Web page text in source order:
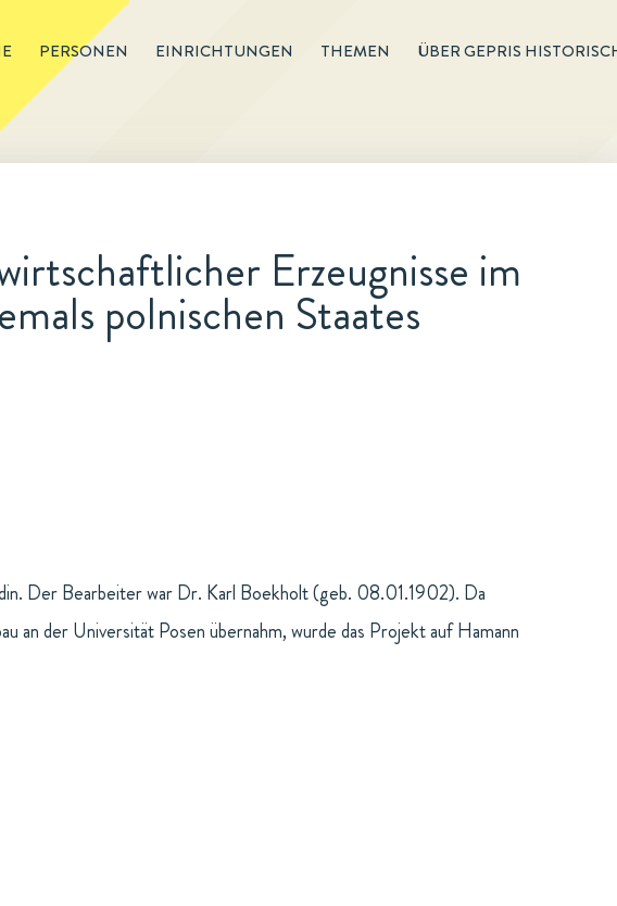
PERSONEN EINRICHTUNGEN THEMEN ÜBER GEPRIS
Erzeugnisse im
polnischen Staates
Der Bearbeiter war Dr. Karl Boekholt (geb. 08.01.1902). Da
der Universität Posen übernahm, wurde das Projekt auf Hamann